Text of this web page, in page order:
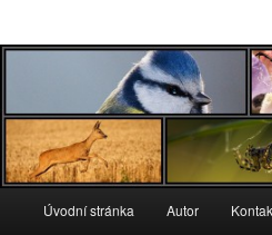
navigační
Úvodní stránka Autor